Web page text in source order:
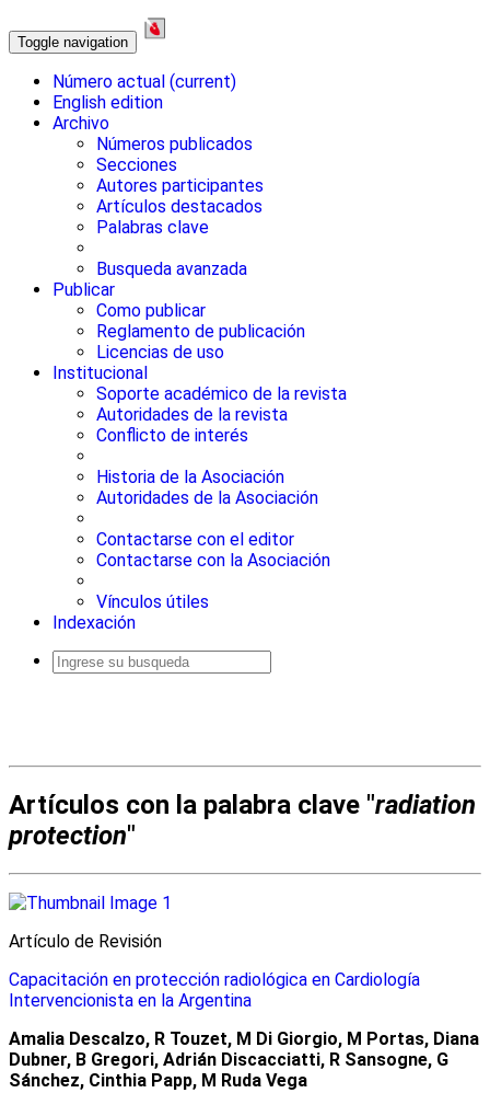
Toggle navigation
Número actual (current)
English edition
Archivo
Números publicados
Secciones
Autores participantes
Artículos destacados
Palabras clave
Busqueda avanzada
Publicar
Como publicar
Reglamento de publicación
Licencias de uso
Institucional
Soporte académico de la revista
Autoridades de la revista
Conflicto de interés
Historia de la Asociación
Autoridades de la Asociación
Contactarse con el editor
Contactarse con la Asociación
Vínculos útiles
Indexación
Artículos con la palabra clave "radiation
protection"
Artículo de Revisión
Capacitación en protección radiológica en Cardiología
Intervencionista en la Argentina
Amalia Descalzo, R Touzet, M Di Giorgio, M Portas, Diana
Dubner, B Gregori, Adrián Discacciatti, R Sansogne, G
Sánchez, Cinthia Papp, M Ruda Vega